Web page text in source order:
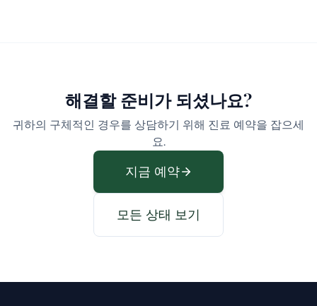
해결할 준비가 되셨나요?
귀하의 구체적인 경우를 상담하기 위해 진료 예약을 잡으세
요.
지금 예약
모든 상태 보기